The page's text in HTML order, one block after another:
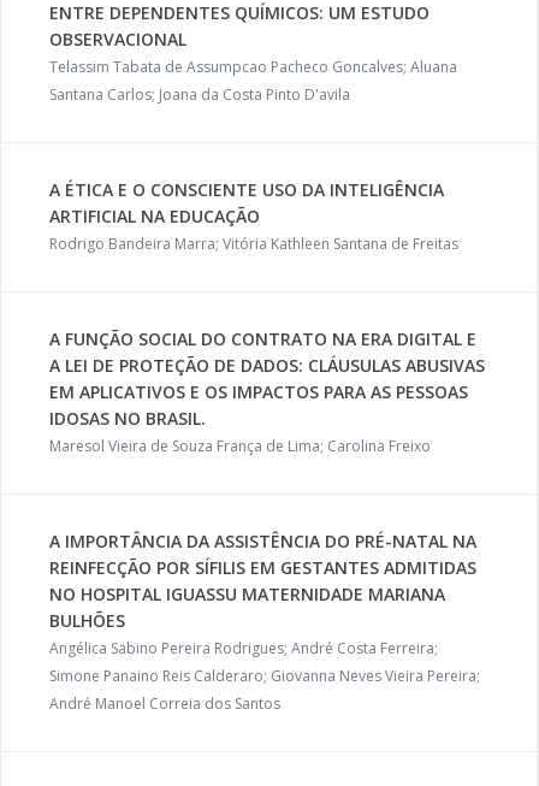
ENTRE DEPENDENTES QUÍMICOS: UM ESTUDO
OBSERVACIONAL
Telassim Tabata de Assumpcao Pacheco Goncalves; Aluana
Santana Carlos; Joana da Costa Pinto D'avila
A ÉTICA E O CONSCIENTE USO DA INTELIGÊNCIA
ARTIFICIAL NA EDUCAÇÃO
Rodrigo Bandeira Marra; Vitória Kathleen Santana de Freitas
A FUNÇÃO SOCIAL DO CONTRATO NA ERA DIGITAL E
A LEI DE PROTEÇÃO DE DADOS: CLÁUSULAS ABUSIVAS
EM APLICATIVOS E OS IMPACTOS PARA AS PESSOAS
IDOSAS NO BRASIL.
Maresol Vieira de Souza França de Lima; Carolina Freixo
A IMPORTÂNCIA DA ASSISTÊNCIA DO PRÉ-NATAL NA
REINFECÇÃO POR SÍFILIS EM GESTANTES ADMITIDAS
NO HOSPITAL IGUASSU MATERNIDADE MARIANA
BULHÕES
Angélica Sabino Pereira Rodrigues; André Costa Ferreira;
Simone Panaino Reis Calderaro; Giovanna Neves Vieira Pereira;
André Manoel Correia dos Santos